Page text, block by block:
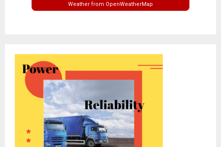
Weather from OpenWeatherMap